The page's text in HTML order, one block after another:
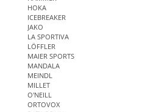
HOKA
ICEBREAKER
JAKO
LA SPORTIVA
LÖFFLER
MAIER SPORTS
MANDALA
MEINDL
MILLET
O'NEILL
ORTOVOX